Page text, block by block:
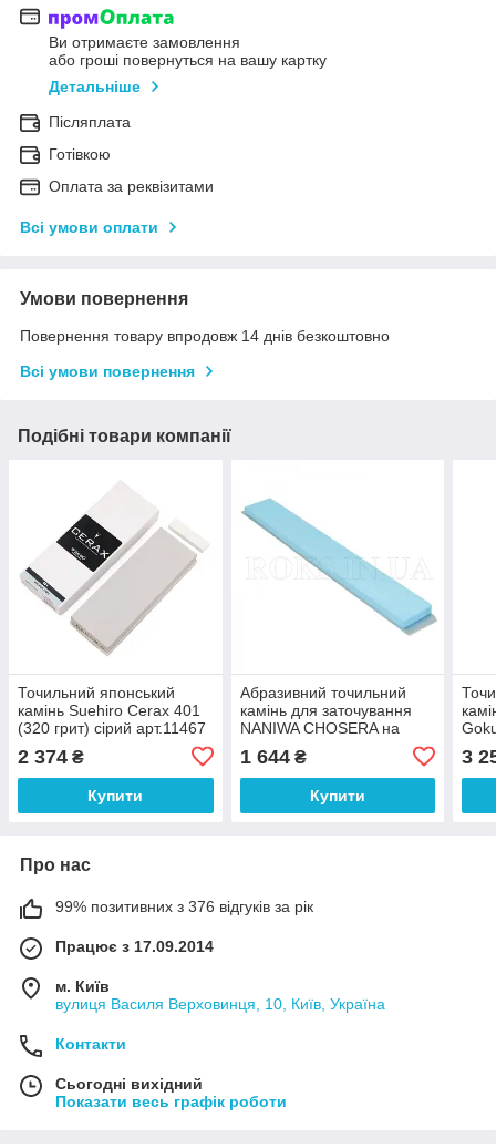
Ви отримаєте замовлення
або гроші повернуться на вашу картку
Детальніше
Післяплата
Готівкою
Оплата за реквізитами
Всі умови оплати
Умови повернення
Повернення товару впродовж 14 днів безкоштовно
Всі умови повернення
Подібні товари компанії
Точильний японський
камінь Suehiro Cerax 401
(320 грит) сірий арт.11467
2 374 ₴
Купити
Абразивний точильний
камінь для заточування
NANIWA CHOSERA на
бланку Professional Stone
150х20х5 10000 грит
світло-сірий арт.10877
1 644₴
Купити
3
Про нас
99% позитивних з 376 відгуків за рік
Працює з 17.09.2014
м. Київ
вулиця Василя Верховинця, 10, Київ, Україна
Контакти
Сьогодні вихідний
Показати весь графік роботи